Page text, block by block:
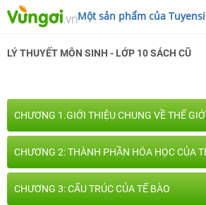
Một sản phẩm của
LÝ THUYẾT MÔN SINH - LỚP 10SÁCH CŨ
CHƯƠNG 1.GIỚI THIỆU CHUNG VỀ THẾ
CHƯƠNG 2: THÀNH PHẦN HÓA HỌC CỦA
CHƯƠNG 3: CẤU TRÚC CỦA TẾ BÀO